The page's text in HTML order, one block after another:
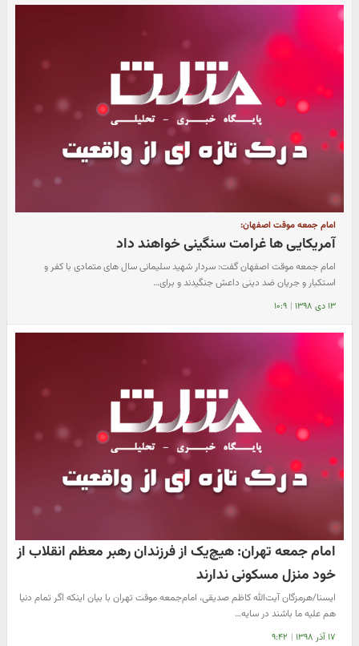
امام جمعه موقت اصفهان:
آمریکایی ها غرامت سنگینی خواهند داد
امام جمعه موقت اصفهان گفت: سردار شهید سلیمانی سال های متمادی با کفر و
استکبار و جریان ضد دینی داعش جنگیدند و برای…
۱۳ دی ۱۳۹۸ | ۱۰:۹
امام جمعه تهران: هیچ‌یک از فرزندان رهبر معظم انقلاب از
خود منزل مسکونی ندارند
ایسنا/هرمزگان آیت‌الله کاظم صدیقی، امام‌جمعه موقت تهران با بیان اینکه اگر تمام دنیا
هم علیه ما باشند در سایه…
۱۷ آذر ۱۳۹۸ | ۹:۴۲